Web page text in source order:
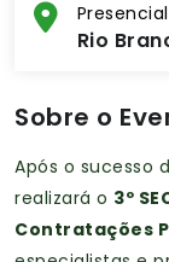
Presencial
Rio
Sobre o
Após o sucesso
realizará o 3º
Contratações